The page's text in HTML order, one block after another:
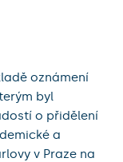
oznámení
byl
o přidělení
a
v Praze na